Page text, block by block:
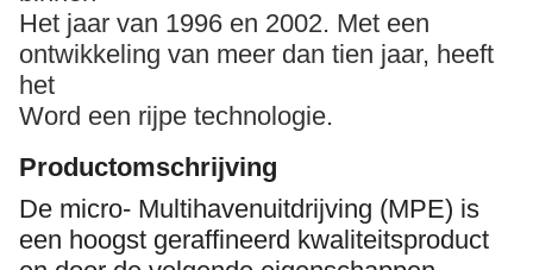
Het jaar van 1996 en 2002. Met een
ontwikkeling van meer dan tien jaar, heeft
het
Word een rijpe technologie.
Productomschrijving
De micro- Multihavenuitdrijving (MPE) is
een hoogst geraffineerd kwaliteitsproduct